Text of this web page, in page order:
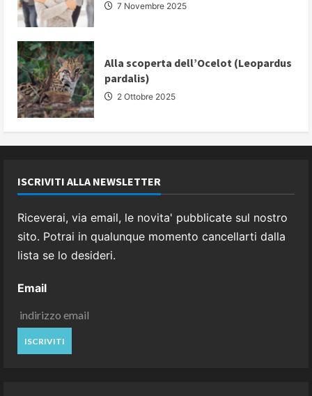
7 Novembre 2025
Alla scoperta dell’Ocelot (Leopardus
pardalis)
2 Ottobre 2025
ISCRIVITI ALLA NEWSLETTER
Riceverai, via email, le novita' pubblicate sul nostro
sito. Potrai in qualunque momento cancellarti dalla
lista se lo desideri.
Email